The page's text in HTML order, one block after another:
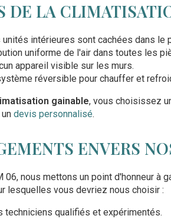
DE LA
intérieures sont cachées dans le
uniforme de l'air dans toutes les
appareil visible sur les murs.
réversible pour chauffer et
gainable, vous choisissez
devis personnalisé.
ENVERS
06, nous mettons un point d'honneur
lesquelles vous devriez nous choisir :
techniciens qualifiés et expérimentés.